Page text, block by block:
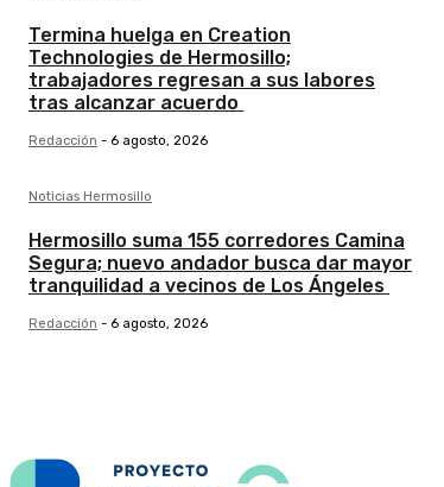
Termina huelga en Creation
Technologies de Hermosillo;
trabajadores regresan a sus labores
tras alcanzar acuerdo
Redacción - 6 agosto, 2026
Noticias Hermosillo
Hermosillo suma 155 corredores Camina
Segura; nuevo andador busca dar mayor
tranquilidad a vecinos de Los Ángeles
Redacción - 6 agosto, 2026